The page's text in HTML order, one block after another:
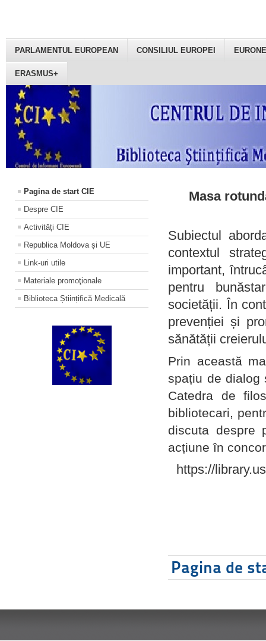
PARLAMENTUL EUROPEAN CONSILIUL EUROPEI
ERASMUS+
Pagina de start CIE
Despre CIE
Activități CIE
Republica Moldova și UE
Link-uri utile
Materiale promoţionale
Biblioteca Științifică Medicală
Masa
Subiectul
contextul
important,
pentru
societății. În
prevenției și
sănătății
Prin această
spațiu de dialog
Catedra de
bibliotecari,
discuta despre
acțiune în
https://
Pagina de